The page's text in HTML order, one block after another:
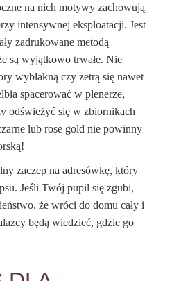
na nich motywy zachowują
intensywnej eksploatacji. Jest
zadrukowane metodą
są wyjątkowo trwałe. Nie
wyblakną czy zetrą się nawet
spacerować w plenerze,
odświeżyć się w zbiornikach
lub rose gold nie powinny
zaczep na adresówkę, który
Jeśli Twój pupil się zgubi,
że wróci do domu cały i
będą wiedzieć, gdzie go